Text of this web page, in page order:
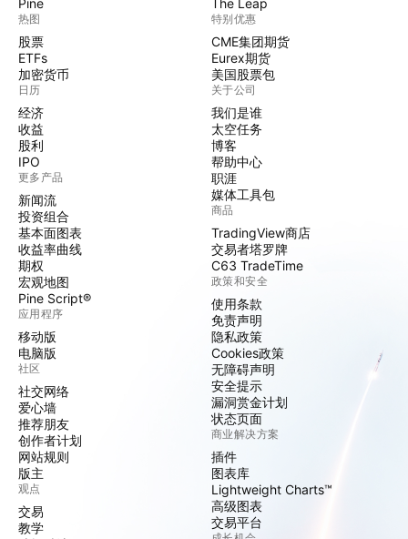
Pine
热图
股票
ETFs
加密货币
日历
经济
收益
股利
IPO
更多产品
新闻流
投资组合
基本面图表
收益率曲线
期权
宏观地图
Pine Script®
应用程序
移动版
电脑版
社区
社交网络
爱心墙
推荐朋友
创作者计划
网站规则
版主
观点
交易
教学
The Leap
特别优惠
CME集团期货
Eurex期货
美国股票包
关于公司
我们是谁
太空任务
博客
帮助中心
职涯
媒体工具包
商品
TradingView商店
交易者塔罗牌
C63 TradeTime
政策和安全
使用条款
免责声明
隐私政策
Cookies政策
无障碍声明
安全提示
漏洞赏金计划
状态页面
商业解决方案
插件
图表库
Lightweight Charts™
高级图表
交易平台